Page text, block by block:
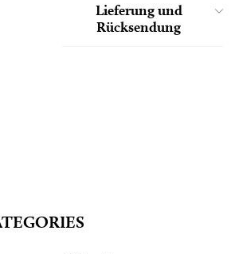
Lieferung und
Rücksendung